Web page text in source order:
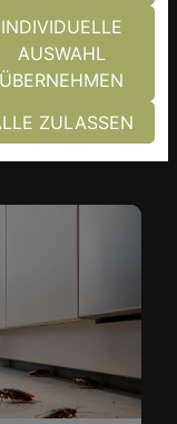
INDIVIDUELLE
AUSWAHL
ÜBERNEHMEN
ZULASSEN